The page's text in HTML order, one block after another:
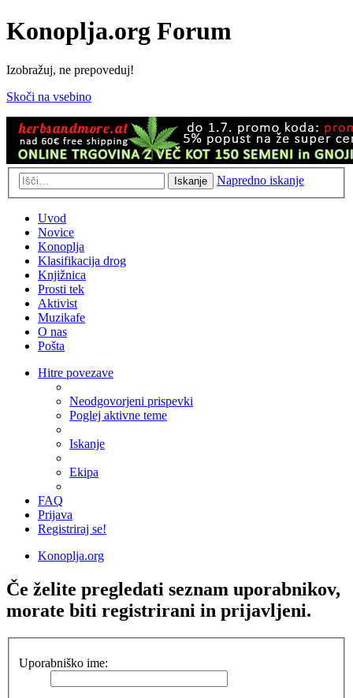
Konoplja.org Forum
Izobražuj, ne prepoveduj!
Skoči na vsebino
Iskanje Napredno iskanje
Uvod
Novice
Konoplja
Klasifikacija drog
Knjižnica
Prosti tek
Aktivist
Muzikafe
O nas
Pošta
Hitre povezave
Neodgovorjeni prispevki
Poglej aktivne teme
Iskanje
Ekipa
FAQ
Prijava
Registriraj se!
Konoplja.org
Če želite pregledati seznam uporabnikov,
morate biti registrirani in prijavljeni.
Uporabniško ime: